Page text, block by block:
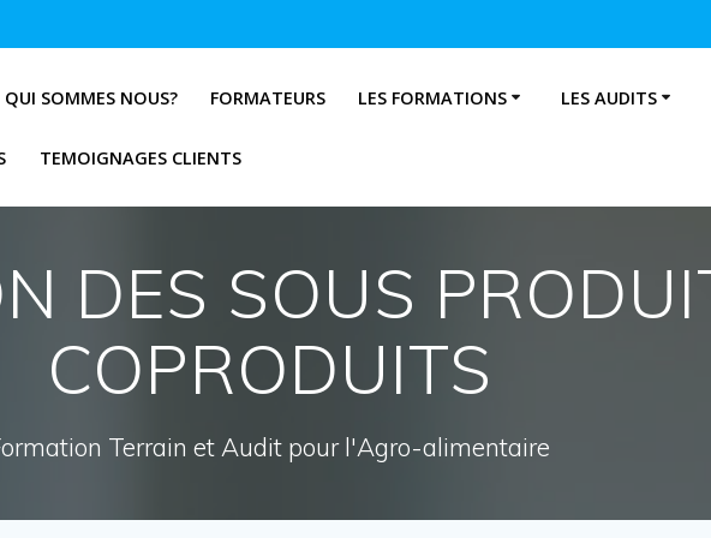
QUI SOMMES NOUS? FORMATEURS LES FORMATIONS LES AUDITS
TEMOIGNAGES CLIENTS
DES SOUS
COPRODUITS
Terrain et Audit pour l'Agro-alimentaire